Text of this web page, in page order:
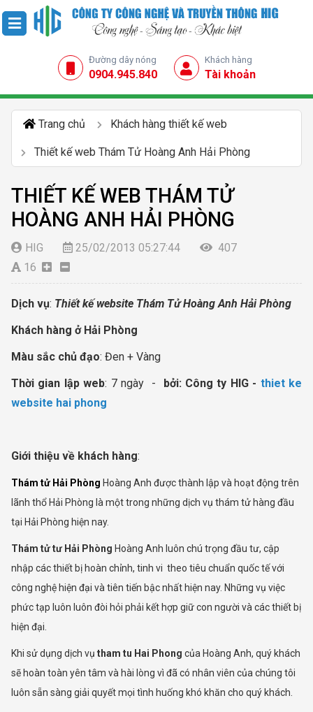
Đường dây nóng
0904.945.840
Khách hàng
Tài khoản
Trang chủ Khách hàng thiết kế web
Thiết kế web Thám Tử Hoàng Anh Hải Phòng
THIẾT KẾ WEB THÁM TỬ
HOÀNG ANH HẢI PHÒNG
HIG 25/02/2013 05:27:44
407
16
Dịch vụ: Thiết kế website Thám Tử Hoàng Anh Hải Phòng
Khách hàng ở Hải Phòng
Màu sắc chủ đạo: Đen + Vàng
Thời gian lập web: 7 ngày - bởi: Công ty HIG - thiet ke
website hai phong
Giới thiệu về khách hàng:
Thám tử Hải Phòng Hoàng Anh được thành lập và hoạt động trên
lãnh thổ Hải Phòng là một trong những dịch vụ thám tử hàng đầu
tại Hải Phòng hiện nay.
Thám tử tư Hải Phòng Hoàng Anh luôn chú trọng đầu tư, cập
nhập các thiết bị hoàn chỉnh, tinh vi theo tiêu chuẩn quốc tế với
công nghệ hiện đại và tiên tiến bậc nhất hiện nay. Những vụ việc
phức tạp luôn luôn đòi hỏi phải kết hợp giữ con người và các thiết bị
hiện đại.
Khi sử dụng dịch vụ tham tu Hai Phong của Hoàng Anh, quý khách
sẽ hoàn toàn yên tâm và hài lòng vì đã có nhân viên của chúng tôi
luôn sẵn sàng giải quyết mọi tình huống khó khăn cho quý khách.